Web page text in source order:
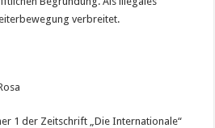
verbreitet.
1 der Zeitschrift „Die Internationale“